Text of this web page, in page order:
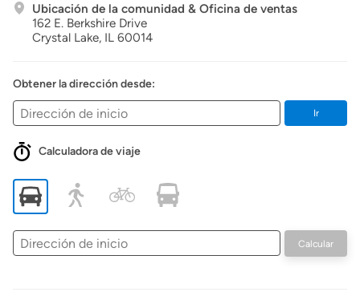
Ubicación de la comunidad & Oficina de ventas
162 E. Berkshire Drive
Crystal Lake, IL 60014
Obtener la dirección desde:
Ir
Calculadora de viaje
Dirección
de
Calcular